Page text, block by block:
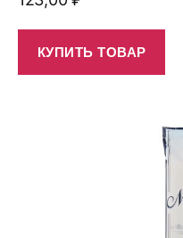
КУПИТЬ ТОВАР